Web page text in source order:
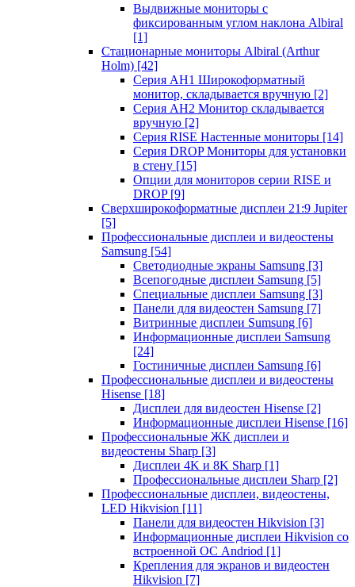
Выдвижные мониторы с
фиксированным углом наклона Albiral
[1]
Стационарные мониторы Albiral (Arthur
Holm) [42]
Серия AH1 Широкоформатный
монитор, складывается вручную [2]
Серия AH2 Монитор складывается
вручную [2]
Серия RISE Настенные мониторы [14]
Серия DROP Мониторы для установки
в стену [15]
Опции для мониторов серии RISE и
DROP [9]
Сверхширокоформатные дисплеи 21:9 Jupiter
[5]
Профессиональные дисплеи и видеостены
Samsung [54]
Светодиодные экраны Samsung [3]
Всепогодные дисплеи Samsung [5]
Специальные дисплеи Samsung [3]
Панели для видеостен Samsung [7]
Витринные дисплеи Sumsung [6]
Информационные дисплеи Samsung
[24]
Гостиничные дисплеи Samsung [6]
Профессиональные дисплеи и видеостены
Hisense [18]
Дисплеи для видеостен Hisense [2]
Информационные дисплеи Hisense [16]
Профессиональные ЖК дисплеи и
видеостены Sharp [3]
Дисплеи 4K и 8K Sharp [1]
Профессиональные дисплеи Sharp [2]
Профессиональные дисплеи, видеостены,
LED Hikvision [11]
Панели для видеостен Hikvision [3]
Информационные дисплеи Hikvision со
встроенной ОС Andriod [1]
Крепления для экранов и видеостен
Hikvision [7]